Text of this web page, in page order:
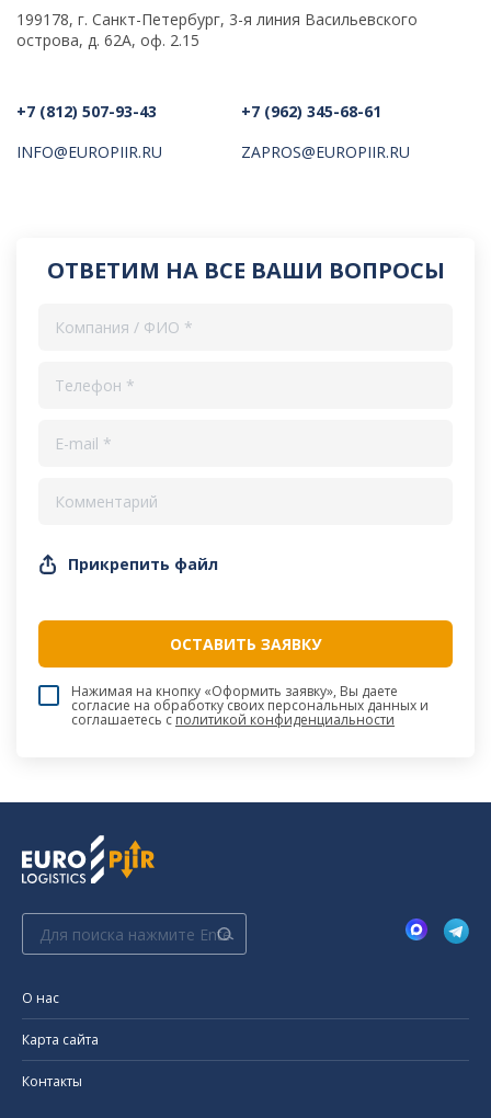
199178, г. Санкт-Петербург, 3-я линия Васильевского
острова, д. 62А, оф. 2.15
+7 (812) 507-93-43
INFO@EUROPIIR.RU
+7 (962) 345-68-61
ZAPROS@EUROPIIR.RU
ОТВЕТИМ НА ВСЕ ВАШИ ВОПРОСЫ
Прикрепить файл
Нажимая на кнопку «Оформить заявку», Вы даете
согласие на обработку своих персональных данных и
соглашаетесь cполитикой конфиденциальности
Поиск:
О нас
Карта сайта
Контакты